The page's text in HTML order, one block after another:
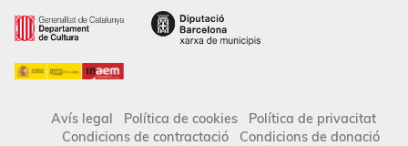
Avís legal Política de cookies
Política de privacitat
Condicions de contractació
Condicions de donació